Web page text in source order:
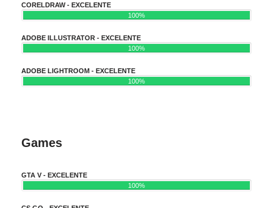
CORELDRAW - EXCELENTE
100%
ADOBE ILLUSTRATOR - EXCELENTE
100%
ADOBE LIGHTROOM - EXCELENTE
100%
Games
GTA V - EXCELENTE
100%